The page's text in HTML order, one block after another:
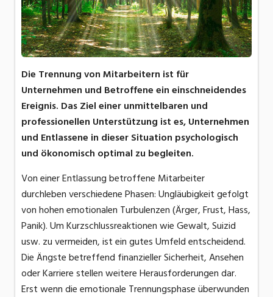
Die Trennung von Mitarbeitern ist für
Unternehmen und Betroffene ein einschneidendes
Ereignis. Das Ziel einer unmittelbaren und
professionellen Unterstützung ist es, Unternehmen
und Entlassene in dieser Situation psychologisch
und ökonomisch optimal zu begleiten.
Von einer Entlassung betroffene Mitarbeiter
durchleben verschiedene Phasen: Ungläubigkeit gefolgt
von hohen emotionalen Turbulenzen (Ärger, Frust, Hass,
Panik). Um Kurzschlussreaktionen wie Gewalt, Suizid
usw. zu vermeiden, ist ein gutes Umfeld entscheidend.
Die Ängste betreffend finanzieller Sicherheit, Ansehen
oder Karriere stellen weitere Herausforderungen dar.
Erst wenn die emotionale Trennungsphase überwunden